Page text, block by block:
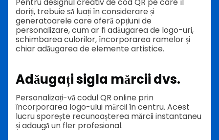
doriți, trebuie să luați în considerare și
generatoarele care oferă opțiuni de
personalizare, cum ar fi adăugarea de logo-uri,
schimbarea culorilor, încorporarea ramelor și
chiar adăugarea de elemente artistice.
Adăugați sigla mărcii dvs.
Personalizați-vă codul QR online prin
încorporarea logo-ului mărcii în centru. Acest
lucru sporește recunoașterea mărcii instantaneu
și adaugă un fler profesional.